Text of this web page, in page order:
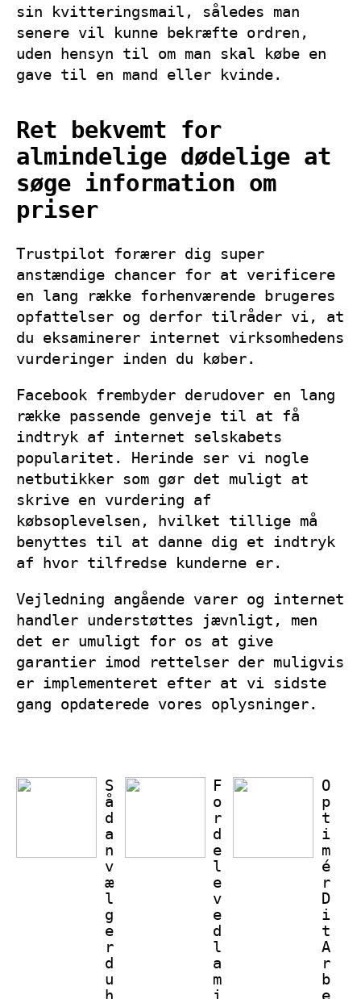
sin kvitteringsmail, således man
senere vil kunne bekræfte ordren,
uden hensyn til om man skal købe en
gave til en mand eller kvinde.
Ret bekvemt for
almindelige dødelige at
søge information om
priser
Trustpilot forærer dig super
anstændige chancer for at verificere
en lang række forhenværende brugeres
opfattelser og derfor tilråder vi, at
du eksaminerer internet virksomhedens
vurderinger inden du køber.
Facebook frembyder derudover en lang
række passende genveje til at få
indtryk af internet selskabets
popularitet. Herinde ser vi nogle
netbutikker som gør det muligt at
skrive en vurdering af
købsoplevelsen, hvilket tillige må
benyttes til at danne dig et indtryk
af hvor tilfredse kunderne er.
Vejledning angående varer og internet
handler understøttes jævnligt, men
det er umuligt for os at give
garantier imod rettelser der muligvis
er implementeret efter at vi sidste
gang opdaterede vores oplysninger.
S
å
d
a
n
v
æ
l
g
e
r
d
u
h
F
o
r
d
e
l
e
v
e
d
l
a
m
i
O
p
t
i
m
é
r
D
i
t
A
r
b
e